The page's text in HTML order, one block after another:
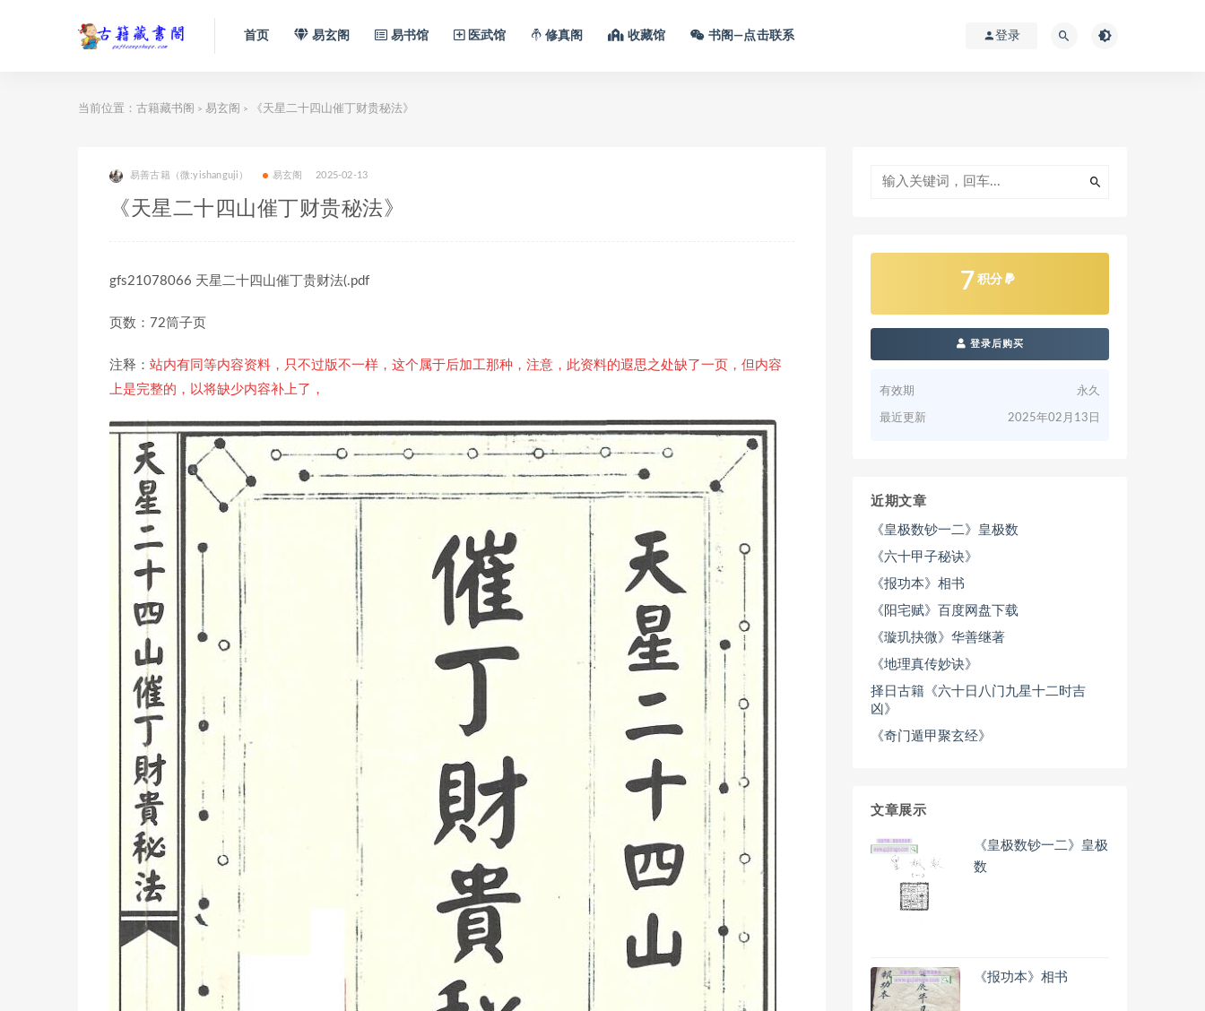
首页 易玄阁 易书馆 医武馆 修真阁 收藏馆 书阁—点击联系 登录
当前位置： 古籍藏书阁 > 易玄阁 > 《天星二十四山催丁财贵秘法》
易善古籍（微:yishanguji） 易玄阁 2025-02-13
《天星二十四山催丁财贵秘法》
gfs21078066 天星二十四山催丁贵财法(.pdf
页数：72筒子页
注释： 站内有同等内容资料，只不过版不一样，这个属于后加工那种，注意，此资料的遐思之处缺了一页，但内容
上是完整的，以将缺少内容补上了，
7 积分
登录后购买
有效期 永久
最近更新 2025年02月13日
近期文章
《皇极数钞一二》皇极数
《六十甲子秘诀》
《报功本》相书
《阳宅赋》百度网盘下载
《璇玑抉微》华善继著
《地理真传妙诀》
择日古籍《六十日八门九星十二时吉
凶》
《奇门遁甲聚玄经》
文章展示
《皇极数钞一二》皇极
数
《报功本》相书